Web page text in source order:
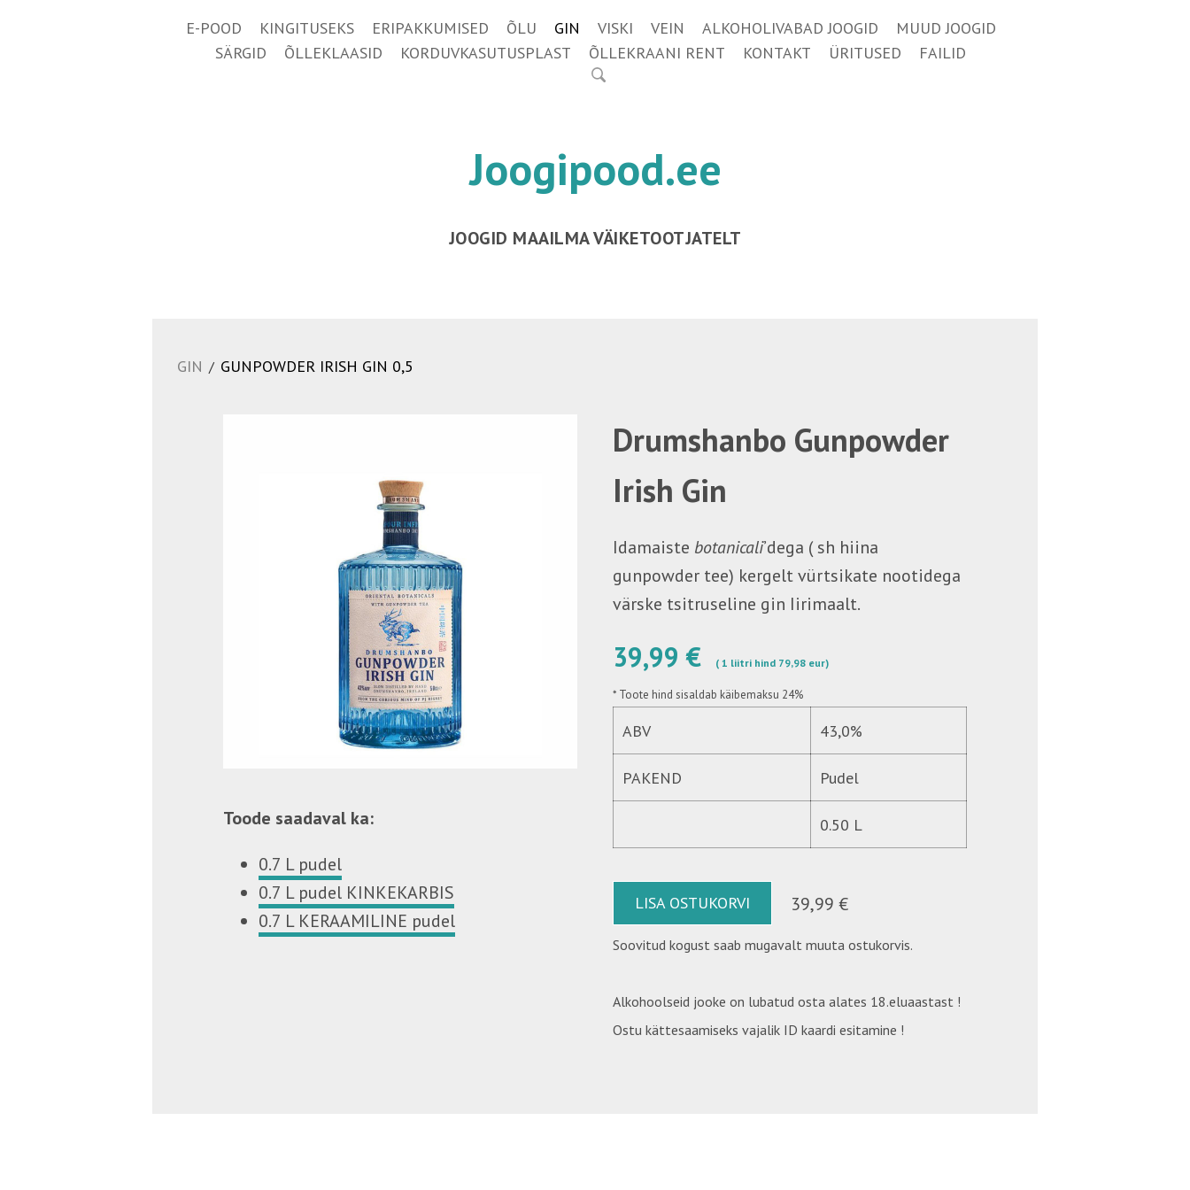
E-POOD KINGITUSEKS ERIPAKKUMISED ÕLU GIN VISKI VEIN ALKOHOLIVABAD JOOGID
MUUD JOOGID
SÄRGID
ÕLLEKLAASID KORDUVKASUTUSPLAST ÕLLEKRAANI RENT KONTAKT ÜRITUSED FAILID
Joogipood.ee
JOOGID MAAILMA VÄIKETOOTJATELT
GIN / GUNPOWDER IRISH GIN 0,5
Toode saadaval ka:
0.7 L pudel
0.7 L pudel KINKEKARBIS
0.7 L KERAAMILINE pudel
Drumshanbo Gunpowder
Irish Gin
Idamaiste botanicali’dega ( sh hiina
gunpowder tee) kergelt vürtsikate nootidega
värske tsitruseline gin Iirimaalt.
39,99 € ( 1 liitri hind 79,98 eur)
* Toote hind sisaldab käibemaksu 24%
ABV 43,0%
PAKEND Pudel
0.50 L
LISA OSTUKORVI 39,99 €
Soovitud kogust saab mugavalt muuta ostukorvis.
Alkohoolseid jooke on lubatud osta alates 18.eluaastast !
Ostu kättesaamiseks vajalik ID kaardi esitamine !